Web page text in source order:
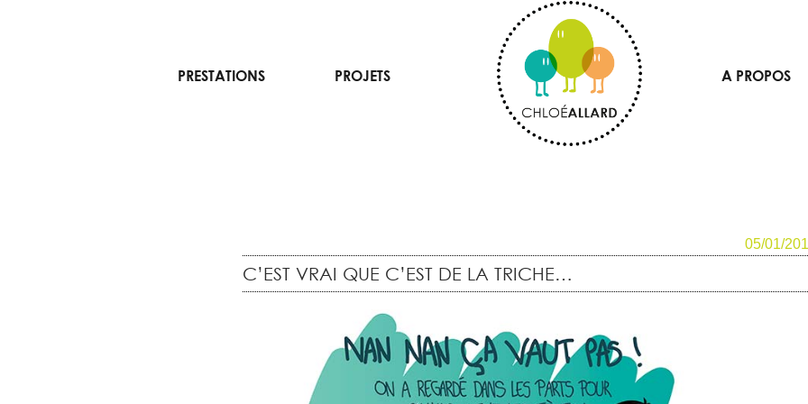
PRESTATIONS PROJETS A PROPOS
05/01/
C’EST VRAI QUE C’EST DE LA TRICHE…